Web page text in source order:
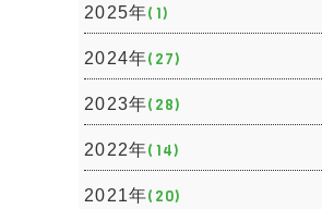
2025年(1)
2024年(27)
2023年(28)
2022年(14)
2021年(20)